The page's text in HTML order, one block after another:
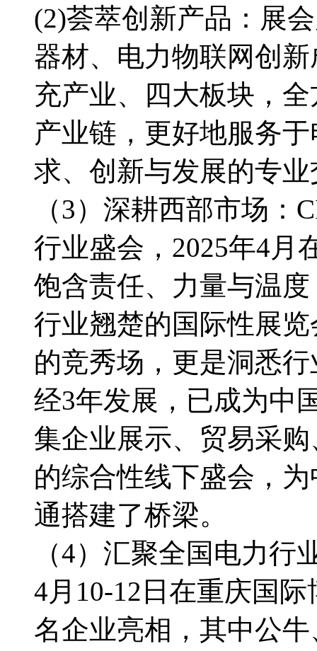
(2)荟萃创新产品：展
器材、电力物联网创
充产业、四大板块，
产业链，更好地服务
求、创新与发展的专
（3）深耕西部市场：
行业盛会，2025年4月
饱含责任、力量与温
行业翘楚的国际性展
的竞秀场，更是洞悉
经3年发展，已成为中
集企业展示、贸易采
的综合性线下盛会，
通搭建了桥梁。
（4）汇聚全国电力行
4月10-12日在重庆国
名企业亮相，其中公